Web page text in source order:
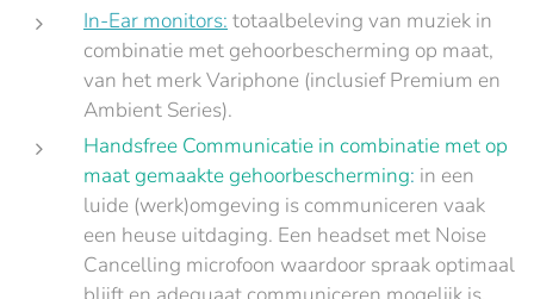
In-Ear monitors: totaalbeleving van muziek in
combinatie met gehoorbescherming op maat,
van het merk Variphone (inclusief Premium en
Ambient Series).
Handsfree Communicatie in combinatie met op
maat gemaakte gehoorbescherming: in een
luide (werk)omgeving is communiceren vaak
een heuse uitdaging. Een headset met Noise
Cancelling microfoon waardoor spraak optimaal